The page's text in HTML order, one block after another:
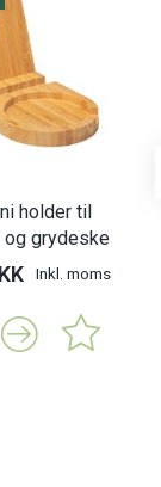
holder til
og grydeske
Inkl. moms